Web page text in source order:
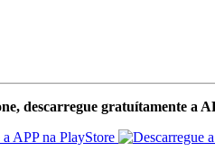
descarregue gratuítamente a